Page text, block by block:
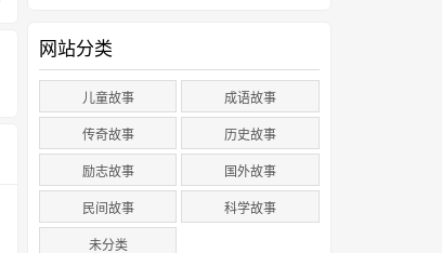
网站分类
儿童故事
成语故事
传奇故事
历史故事
励志故事
国外故事
民间故事
科学故事
未分类